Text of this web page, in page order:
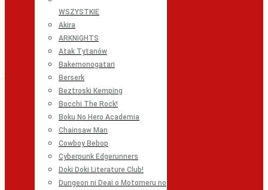
WSZYSTKIE
Akira
ARKNIGHTS
Atak Tytanów
Bakemonogatari
Berserk
Beztroski Kemping
Bocchi The Rock!
Boku No Hero Academia
Chainsaw Man
Cowboy Bebop
Cyberpunk Edgerunners
Doki Doki Literature Club!
Dungeon ni Deai o Motomeru no